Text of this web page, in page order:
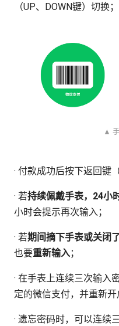
（UP、DOWN键）切换；
▲
· 付款成功后按下返回键
· 若持续佩戴手表，24小
小时会提示再次输入；
· 若期间摘下手表或关闭
也要重新输入；
· 在手表上连续三次输入
定的微信支付，并重新开
· 遗忘密码时，可以连续